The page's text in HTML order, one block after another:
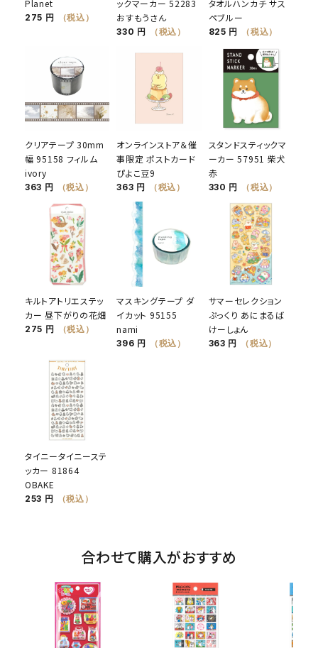
Planet
275 円 （税込）
ックマーカー 52283
おすもうさん
330 円 （税込）
タオルハンカチ サス
ペブルー
825 円 （税込）
クリアテープ 30mm
幅 95158 フィルム
ivory
363 円 （税込）
オンラインストア＆催
事限定 ポストカード
ぴよこ豆9
363 円 （税込）
スタンドスティックマ
ーカー 57951 柴犬
赤
330 円 （税込）
キルトアトリエステッ
カー 昼下がりの花畑
275 円 （税込）
マスキングテープ ダ
イカット 95155
nami
396 円 （税込）
サマーセレクション
ぷっくり あにまるば
けーしょん
363 円 （税込）
タイニータイニーステ
ッカー 81864
OBAKE
253 円 （税込）
合わせて購入がおすすめ